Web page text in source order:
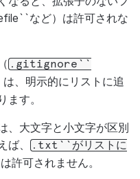
など）は許可されな
.gitignore``
、明示的にリストに追
ます。
、大文字と小文字が区別
ば、
.txt``がリストに
許可されません。